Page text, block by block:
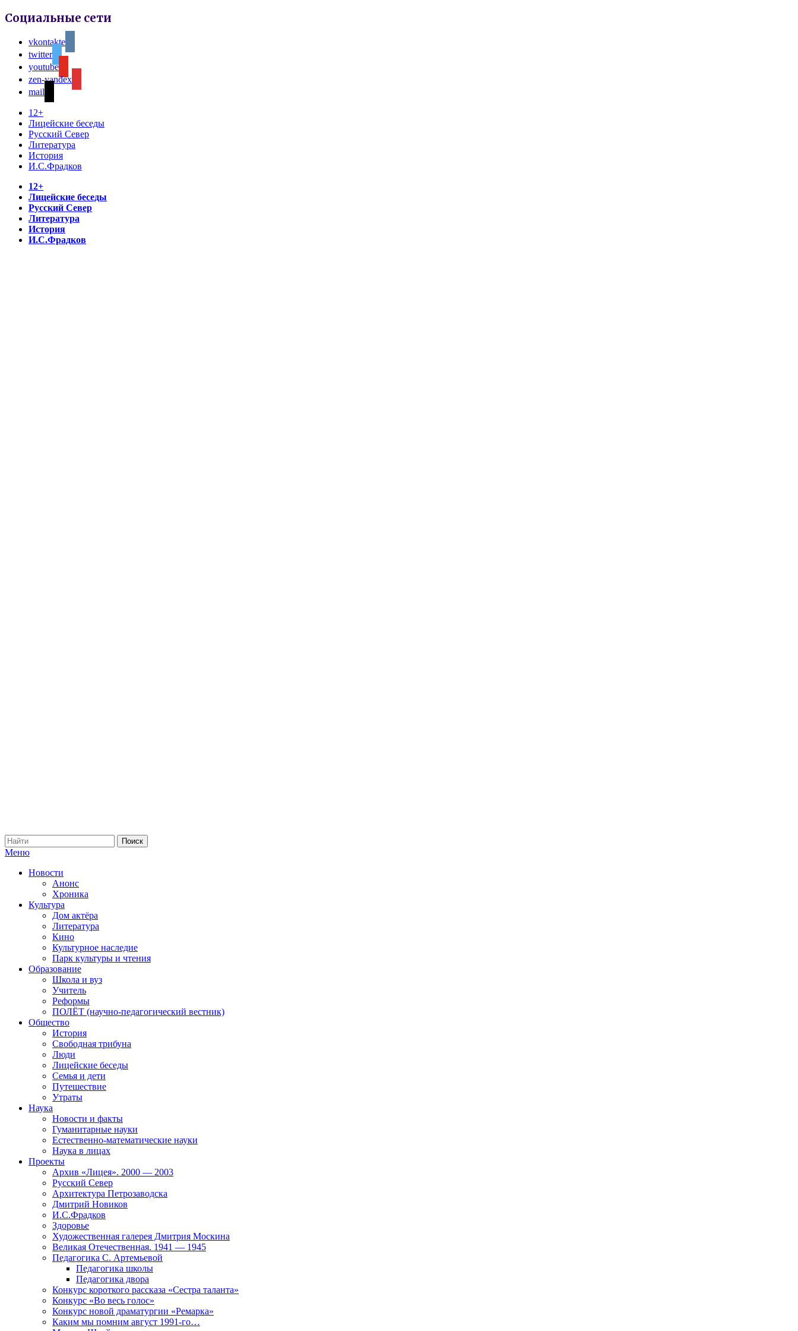
Социальные сети
vkontakte
twitter
youtube
zen-yandex
mail
12+
Лицейские беседы
Русский Север
Литература
История
И.С.Фрадков
12+
Лицейские беседы
Русский Север
Литература
История
И.С.Фрадков
Меню
Новости
Анонс
Хроника
Культура
Дом актёра
Литература
Кино
Культурное наследие
Парк культуры и чтения
Образование
Школа и вуз
Учитель
Реформы
ПОЛЁТ (научно-педагогический вестник)
Общество
История
Свободная трибуна
Люди
Лицейские беседы
Семья и дети
Путешествие
Утраты
Наука
Новости и факты
Гуманитарные науки
Естественно-математические науки
Наука в лицах
Проекты
Архив «Лицея». 2000 — 2003
Русский Север
Архитектура Петрозаводска
Дмитрий Новиков
И.С.Фрадков
Здоровье
Художественная галерея Дмитрия Москина
Великая Отечественная. 1941 — 1945
Педагогика С. Артемьевой
Педагогика школы
Педагогика двора
Конкурс короткого рассказа «Сестра таланта»
Конкурс «Во весь голос»
Конкурс новой драматургии «Ремарка»
Каким мы помним август 1991-го…